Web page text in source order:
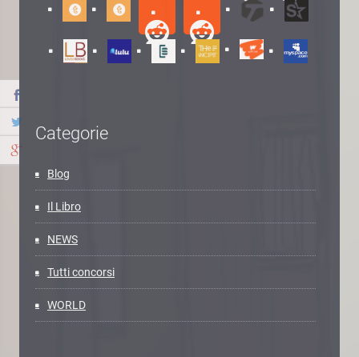
Categorie
Blog
Il Libro
NEWS
Tutti concorsi
WORLD